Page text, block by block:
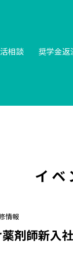
相談 奨学金返
イベ
情報
剤師新入